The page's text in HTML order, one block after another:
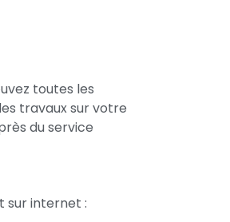
toutes les
travaux sur votre
du service
sur internet :